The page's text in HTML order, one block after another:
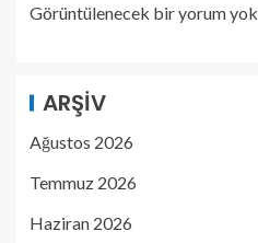
Görüntülenecek bir yorum yok.
ARŞIV
Ağustos 2026
Temmuz 2026
Haziran 2026